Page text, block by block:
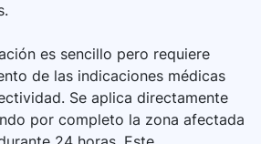
es sencillo pero requiere
de las indicaciones médicas
Se aplica directamente
por completo la zona afectada